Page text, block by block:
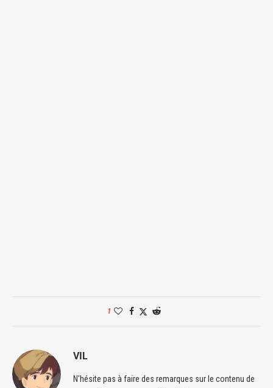
1
VIL
N'hésite pas à faire des remarques sur le contenu de